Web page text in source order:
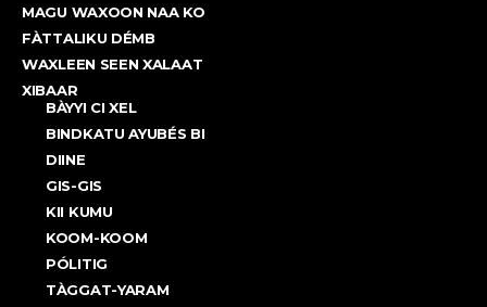
MAGU WAXOON NAA KO
FÀTTALIKU DÉMB
WAXLEEN SEEN XALAAT
XIBAAR
BÀYYI CI XEL
BINDKATU AYUBÉS BI
DIINE
GIS-GIS
KII KUMU
KOOM-KOOM
PÓLITIG
TÀGGAT-YARAM